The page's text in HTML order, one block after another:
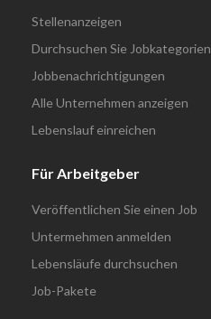
Stellenanzeigen
Durchsuchen Sie Jobkategorien
Jobbenachrichtigungen
Alle Unternehmen anzeigen
Lebenslauf einreichen
Für Arbeitgeber
Veröffentlichen Sie einen Job
Untermehmen anmelden
Lebensläufe durchsuchen
Job-Pakete